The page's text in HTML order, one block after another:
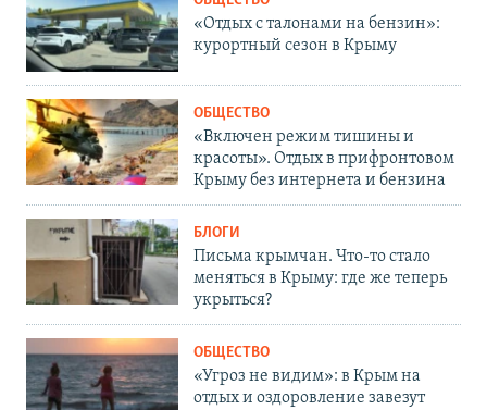
«Отдых с талонами на бензин»:
курортный сезон в Крыму
ОБЩЕСТВО
«Включен режим тишины и
красоты». Отдых в прифронтовом
Крыму без интернета и бензина
БЛОГИ
Письма крымчан. Что-то стало
меняться в Крыму: где же теперь
укрыться?
ОБЩЕСТВО
«Угроз не видим»: в Крым на
отдых и оздоровление завезут